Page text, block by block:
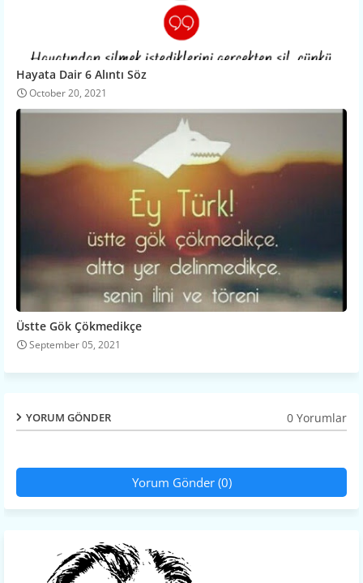
Hayata Dair 6 Alıntı Söz
October 20, 2021
Üstte Gök Çökmedikçe
September 05, 2021
YORUM GÖNDER 0 Yorumlar
Yorum Gönder (0)